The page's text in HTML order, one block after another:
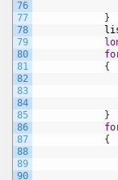
76
77
78
79
80
81
82
83
84
85
86
87
88
89
90
}
{
}
{